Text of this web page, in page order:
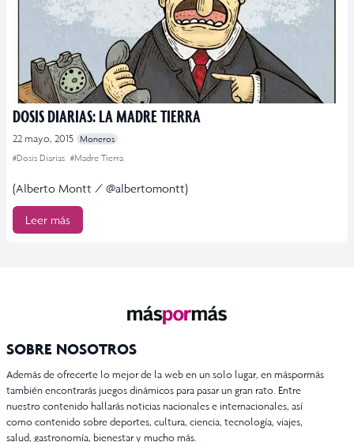
DOSIS DIARIAS: LA MADRE TIERRA
22 mayo, 2015 Moneros
#Dosis Diarias #Madre Tierra
(Alberto Montt / @albertomontt)
Leer más
SOBRE NOSOTROS
Además de ofrecerte lo mejor de la web en un solo lugar, en máspormás
también encontrarás juegos dinámicos para pasar un gran rato. Entre
nuestro contenido hallarás noticias nacionales e internacionales, así
como contenido sobre deportes, cultura, ciencia, tecnología, viajes,
salud, gastronomía, bienestar y mucho más.